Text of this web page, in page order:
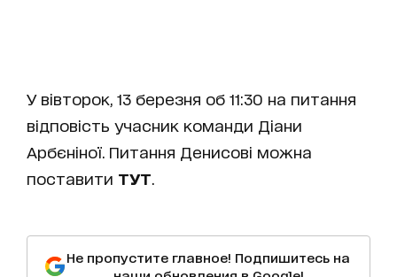
У вівторок, 13 березня об 11:30 на питання
відповість учасник команди Діани
Арбєніної. Питання Денисові можна
поставити ТУТ
Не пропустите главное! Подпишитесь на